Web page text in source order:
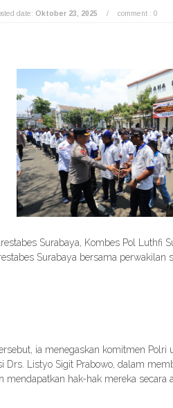
date: Oktober 23, 2025 / comment : 0
Surabaya, Kombes Pol Luthfi
Surabaya bersama perwakilan
ia menegaskan komitmen
Drs. Listyo Sigit Prabowo, dalam
mendapatkan hak-hak mereka secara